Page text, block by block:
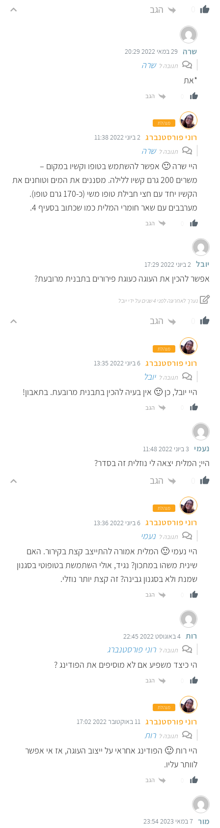
הגב
שרה 29 במאי 2022 20:29
תגובה לשרה
*את
הגב
מנהלת
רוני פורסטנברג 2 ביוני 2022 11:38
תגובה לשרה
היי שרה 🙂 אפשר להשתמש בטופו וקשיו במקום –
משרים 200 גרם קשיו ללילה. מסננים את המים וטוחנים את
הקשיו יחד עם חצי חבילת טופו משי (כ-170 גרם טופו).
מערבבים עם שאר חומרי המלית כמו שכתוב בסעיף 4.
הגב
יובל 2 ביוני 2022 17:29
אפשר להכין את העוגה כעוגת פירורים בתבנית מרובעת?
נערך לאחרונה לפני 4 שנים על ידי יובל
הגב
מנהלת
רוני פורסטנברג 6 ביוני 2022 13:35
תגובה ליובל
היי יובל, כן 🙂 אין בעיה להכין בתבנית מרובעת. בתאבון!
הגב
נעמי 3 ביוני 2022 11:48
היי; המלית יצאה לי נוזלית זה בסדר?
הגב
מנהלת
רוני פורסטנברג 6 ביוני 2022 13:36
תגובה ל נעמי
היי נעמי 🙂 המלית אמורה להתייצב קצת בקירור. האם
שינית משהו במתכון? נגיד, אולי השתמשת בטופוטי בסגנון
שמנת ולא בסגנון גבינה? זה קצת יותר נוזלי.
הגב
רות 4 באוגוסט 2022 22:45
תגובה לרוני פורסטנברג
הי כיצד משפיע אם לא מוסיפים את הפודינג ?
הגב
מנהלת
רוני פורסטנברג 11 באוקטובר 2022 17:02
תגובה לרות
היי רות 🙂 הפודינג אחראי על ייצוב העוגה, אז אי אפשר
לוותר עליו.
הגב
מור 7 במאי 2023 23:54